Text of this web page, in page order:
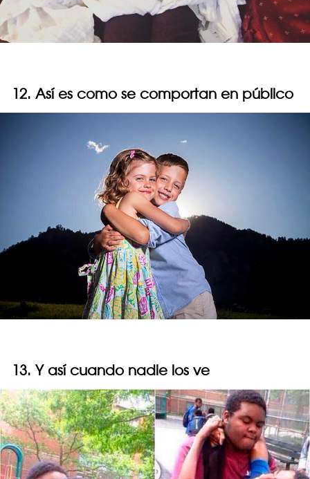
12. Así es como se comportan en público
13. Y así cuando nadie los ve